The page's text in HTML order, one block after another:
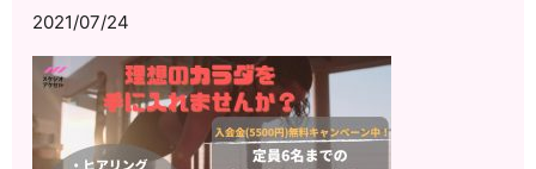
2021/07/24